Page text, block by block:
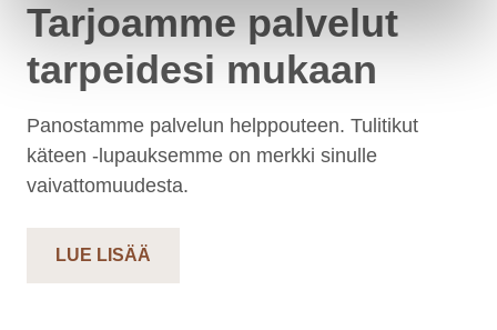
Tarjoamme palvelut
tarpeidesi mukaan
Panostamme palvelun helppouteen. Tulitikut
käteen -lupauksemme on merkki sinulle
vaivattomuudesta.
LUE LISÄÄ